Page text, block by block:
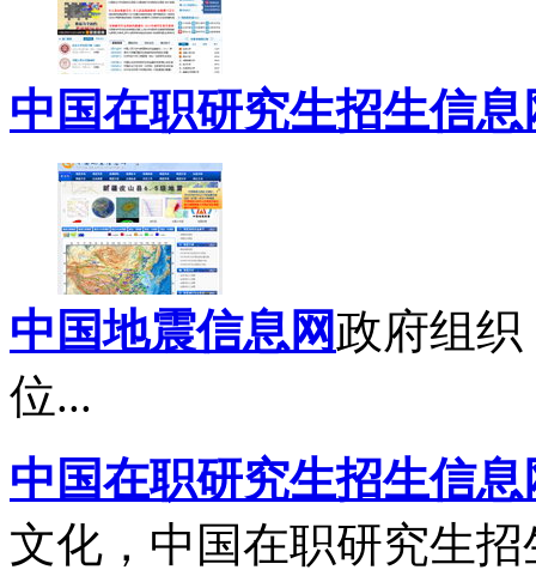
中国在职研究生招生信息
中国地震信息网政府组
位...
中国在职研究生招生信息
文化，中国在职研究生